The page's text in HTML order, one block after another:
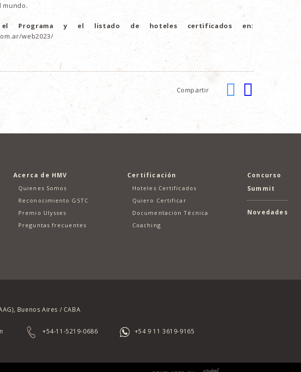
mundo.
el Programa y el listado de hoteles certificados en:
web2023/
Compartir
Acerca de HMV
Quienes Somos
Reconocimiento GSTC
Premio Ulysses
Preguntas frecuentes
Certificación
Hoteles Certificados
Quiero Certificar
Documentación Técnica
Coaching
Concurso
Summit
Novedades
Buenos Aires / CABA
+54-11-5219-0686 +54 9 11 3619-9165